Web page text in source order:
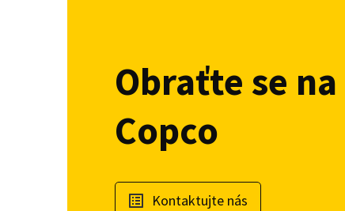
Obraťte se
Copco
Kontaktujte nás